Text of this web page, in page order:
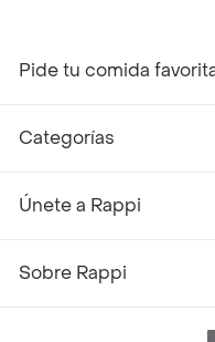
Pide tu comida
Categorías
Únete a Rappi
Sobre Rappi